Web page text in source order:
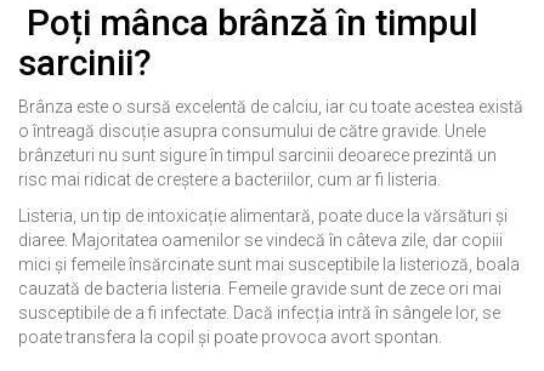
Poți mânca brânză în timpul
sarcinii?
Brânza este o sursă excelentă de calciu, iar cu toate acestea există
o întreagă discuție asupra consumului de către gravide. Unele
brânzeturi nu sunt sigure în timpul sarcinii deoarece prezintă un
risc mai ridicat de creștere a bacteriilor, cum ar fi listeria.
Listeria, un tip de intoxicație alimentară, poate duce la vărsături și
diaree. Majoritatea oamenilor se vindecă în câteva zile, dar copiii
mici și femeile însărcinate sunt mai susceptibile la listerioză, boala
cauzată de bacteria listeria. Femeile gravide sunt de zece ori mai
susceptibile de a fi infectate. Dacă infecția intră în sângele lor, se
poate transfera la copil și poate provoca avort spontan.